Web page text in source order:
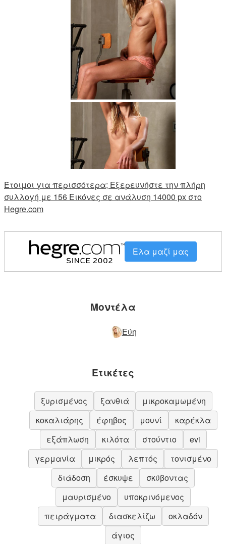
Έτοιμοι για περισσότερα; Εξερευνήστε την πλήρη
συλλογή με 156 Εικόνες σε ανάλυση 14000 px στο
Hegre.com
Ελα μαζί μας
Μοντέλα
Εύη
Ετικέτες
ξυρισμένος ξανθιά
μικροκαμωμένη
κοκαλιάρης
έφηβος μουνί
καρέκλα
εξάπλωση
κιλότα στούντιο
evi
γερμανία
μικρός λεπτός
τονισμένο
διάδοση
έσκυψε
σκύβοντας
μαυρισμένο
υποκρινόμενος
πειράγματα
διασκελίζω
οκλαδόν
άγιος